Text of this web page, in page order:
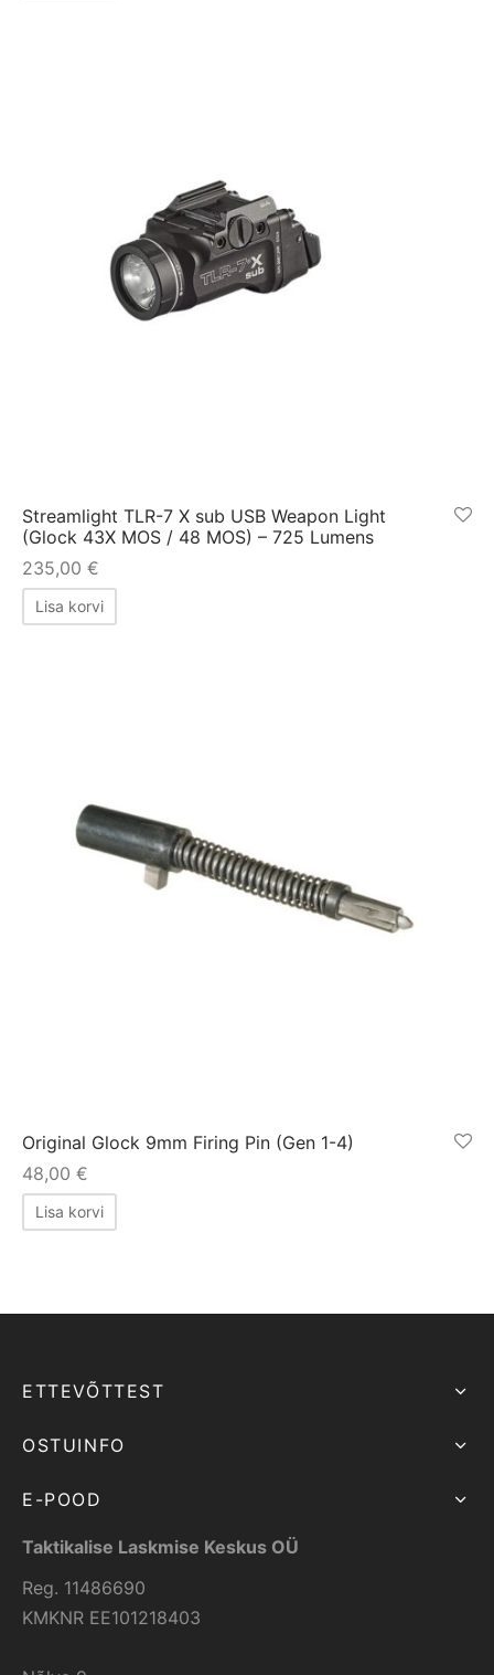
Streamlight TLR-7 X sub USB Weapon Light
(Glock 43X MOS / 48 MOS) – 725 Lumens
235,00 €
Lisa korvi
Original Glock 9mm Firing Pin (Gen 1-4)
48,00 €
Lisa korvi
ETTEVÕTTEST
OSTUINFO
E-POOD
Taktikalise Laskmise Keskus OÜ
Reg. 11486690
KMKNR EE101218403